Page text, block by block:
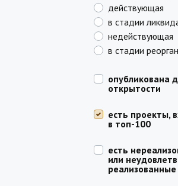
действующая
в стадии
недействующая
в стадии
опубликована
открытости
есть проекты,
в топ-100
есть
или